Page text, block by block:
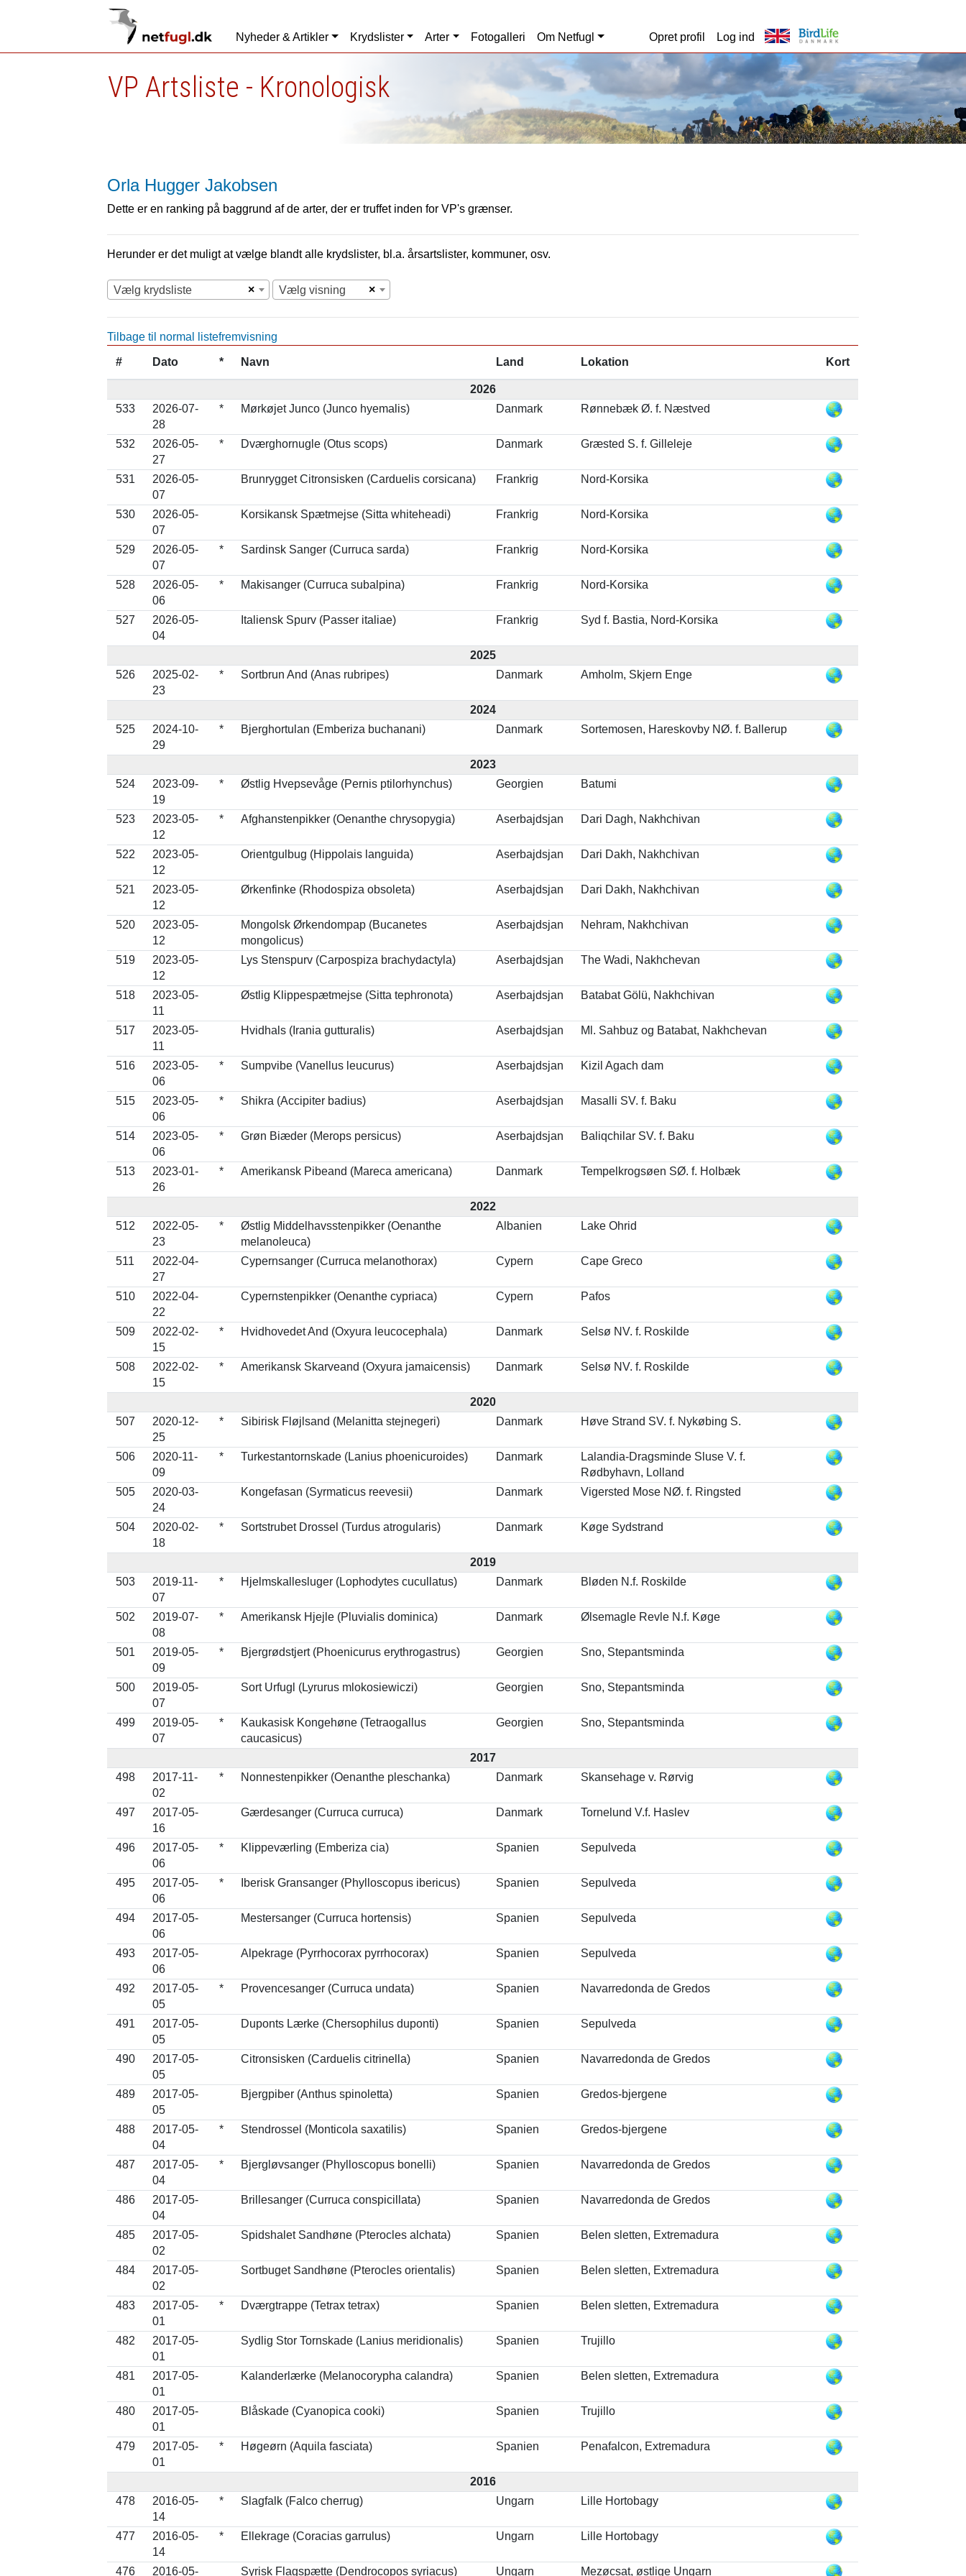
Nyheder & Artikler Krydslister Arter Fotogalleri Om Netfugl Opret profil Log ind
VP Artsliste - Kronologisk
Orla Hugger Jakobsen
Dette er en ranking på baggrund af de arter, der er truffet inden for VP's grænser.
Herunder er det muligt at vælge blandt alle krydslister, bl.a. årsartslister, kommuner, osv.
×
Vælg krydsliste ×
Vælg visning
Tilbage til normal listefremvisning
# Dato * Navn Land Lokation Kort
2026
533
2026-07-
28
* Mørkøjet Junco (Junco hyemalis) Danmark Rønnebæk Ø. f. Næstved
532
2026-05-
27
* Dværghornugle (Otus scops) Danmark Græsted S. f. Gilleleje
531
2026-05-
07
Brunrygget Citronsisken (Carduelis corsicana) Frankrig Nord-Korsika
530
2026-05-
07
Korsikansk Spætmejse (Sitta whiteheadi) Frankrig Nord-Korsika
529
2026-05-
07
* Sardinsk Sanger (Curruca sarda) Frankrig Nord-Korsika
528
2026-05-
06
* Makisanger (Curruca subalpina) Frankrig Nord-Korsika
527
2026-05-
04
Italiensk Spurv (Passer italiae) Frankrig Syd f. Bastia, Nord-Korsika
2025
526
2025-02-
23
* Sortbrun And (Anas rubripes) Danmark Amholm, Skjern Enge
2024
525
2024-10-
29
* Bjerghortulan (Emberiza buchanani) Danmark Sortemosen, Hareskovby NØ. f. Ballerup
2023
524
2023-09-
19
* Østlig Hvepsevåge (Pernis ptilorhynchus) Georgien Batumi
523
2023-05-
12
* Afghanstenpikker (Oenanthe chrysopygia) Aserbajdsjan Dari Dagh, Nakhchivan
522
2023-05-
12
Orientgulbug (Hippolais languida) Aserbajdsjan Dari Dakh, Nakhchivan
521
2023-05-
12
Ørkenfinke (Rhodospiza obsoleta) Aserbajdsjan Dari Dakh, Nakhchivan
520
2023-05-
12
Mongolsk Ørkendompap (Bucanetes
mongolicus)
Aserbajdsjan Nehram, Nakhchivan
519
2023-05-
12
Lys Stenspurv (Carpospiza brachydactyla) Aserbajdsjan The Wadi, Nakhchevan
518
2023-05-
11
Østlig Klippespætmejse (Sitta tephronota) Aserbajdsjan Batabat Gölü, Nakhchivan
517
2023-05-
11
Hvidhals (Irania gutturalis) Aserbajdsjan Ml. Sahbuz og Batabat, Nakhchevan
516
2023-05-
06
* Sumpvibe (Vanellus leucurus) Aserbajdsjan Kizil Agach dam
515
2023-05-
06
* Shikra (Accipiter badius) Aserbajdsjan Masalli SV. f. Baku
514
2023-05-
06
* Grøn Biæder (Merops persicus) Aserbajdsjan Baliqchilar SV. f. Baku
513
2023-01-
26
* Amerikansk Pibeand (Mareca americana) Danmark Tempelkrogsøen SØ. f. Holbæk
2022
512
2022-05-
23
*
Østlig Middelhavsstenpikker (Oenanthe
melanoleuca)
Albanien Lake Ohrid
511
2022-04-
27
Cypernsanger (Curruca melanothorax) Cypern Cape Greco
510
2022-04-
22
Cypernstenpikker (Oenanthe cypriaca) Cypern Pafos
509
2022-02-
15
* Hvidhovedet And (Oxyura leucocephala) Danmark Selsø NV. f. Roskilde
508
2022-02-
15
* Amerikansk Skarveand (Oxyura jamaicensis) Danmark Selsø NV. f. Roskilde
2020
507
2020-12-
25
* Sibirisk Fløjlsand (Melanitta stejnegeri) Danmark Høve Strand SV. f. Nykøbing S.
506
2020-11-
09
* Turkestantornskade (Lanius phoenicuroides) Danmark
Lalandia-Dragsminde Sluse V. f.
Rødbyhavn, Lolland
505
2020-03-
24
Kongefasan (Syrmaticus reevesii) Danmark Vigersted Mose NØ. f. Ringsted
504
2020-02-
18
* Sortstrubet Drossel (Turdus atrogularis) Danmark Køge Sydstrand
2019
503
2019-11-
07
* Hjelmskallesluger (Lophodytes cucullatus) Danmark Bløden N.f. Roskilde
502
2019-07-
08
* Amerikansk Hjejle (Pluvialis dominica) Danmark Ølsemagle Revle N.f. Køge
501
2019-05-
09
* Bjergrødstjert (Phoenicurus erythrogastrus) Georgien Sno, Stepantsminda
500
2019-05-
07
Sort Urfugl (Lyrurus mlokosiewiczi) Georgien Sno, Stepantsminda
499
2019-05-
07
*
Kaukasisk Kongehøne (Tetraogallus
caucasicus)
Georgien Sno, Stepantsminda
2017
498
2017-11-
02
* Nonnestenpikker (Oenanthe pleschanka) Danmark Skansehage v. Rørvig
497
2017-05-
16
Gærdesanger (Curruca curruca) Danmark Tornelund V.f. Haslev
496
2017-05-
06
* Klippeværling (Emberiza cia) Spanien Sepulveda
495
2017-05-
06
* Iberisk Gransanger (Phylloscopus ibericus) Spanien Sepulveda
494
2017-05-
06
Mestersanger (Curruca hortensis) Spanien Sepulveda
493
2017-05-
06
Alpekrage (Pyrrhocorax pyrrhocorax) Spanien Sepulveda
492
2017-05-
05
* Provencesanger (Curruca undata) Spanien Navarredonda de Gredos
491
2017-05-
05
Duponts Lærke (Chersophilus duponti) Spanien Sepulveda
490
2017-05-
05
Citronsisken (Carduelis citrinella) Spanien Navarredonda de Gredos
489
2017-05-
05
Bjergpiber (Anthus spinoletta) Spanien Gredos-bjergene
488
2017-05-
04
* Stendrossel (Monticola saxatilis) Spanien Gredos-bjergene
487
2017-05-
04
* Bjergløvsanger (Phylloscopus bonelli) Spanien Navarredonda de Gredos
486
2017-05-
04
Brillesanger (Curruca conspicillata) Spanien Navarredonda de Gredos
485
2017-05-
02
Spidshalet Sandhøne (Pterocles alchata) Spanien Belen sletten, Extremadura
484
2017-05-
02
Sortbuget Sandhøne (Pterocles orientalis) Spanien Belen sletten, Extremadura
483
2017-05-
01
* Dværgtrappe (Tetrax tetrax) Spanien Belen sletten, Extremadura
482
2017-05-
01
Sydlig Stor Tornskade (Lanius meridionalis) Spanien Trujillo
481
2017-05-
01
Kalanderlærke (Melanocorypha calandra) Spanien Belen sletten, Extremadura
480
2017-05-
01
Blåskade (Cyanopica cooki) Spanien Trujillo
479
2017-05-
01
* Høgeørn (Aquila fasciata) Spanien Penafalcon, Extremadura
2016
478
2016-05-
14
* Slagfalk (Falco cherrug) Ungarn Lille Hortobagy
477
2016-05-
14
* Ellekrage (Coracias garrulus) Ungarn Lille Hortobagy
476 2016-05- Syrisk Flagspætte (Dendrocopos syriacus) Ungarn Mezøcsat, østlige Ungarn